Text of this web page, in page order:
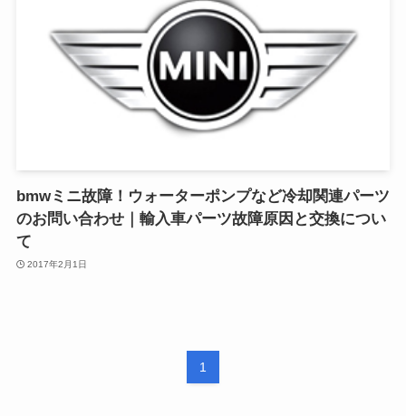
bmwミニ故障！ウォーターポンプなど冷却関連パーツ
のお問い合わせ｜輸入車パーツ故障原因と交換につい
て
2017年2月1日
1